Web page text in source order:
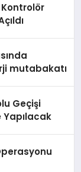
Kontrolör
mutabakatı
Geçişi
Yapılacak